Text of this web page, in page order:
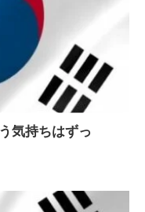
気持ちはずっ